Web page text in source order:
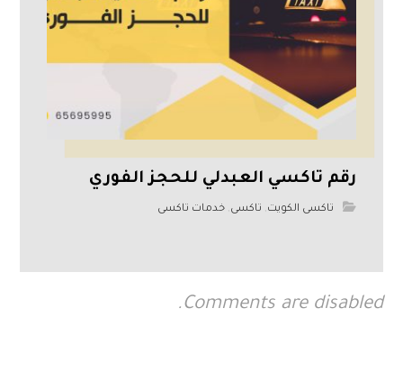
رقم تاكسي العبدلي للحجز الفوري
تاكسى الكويت, تاكسى,خدمات تاكسى
Comments are disabled.